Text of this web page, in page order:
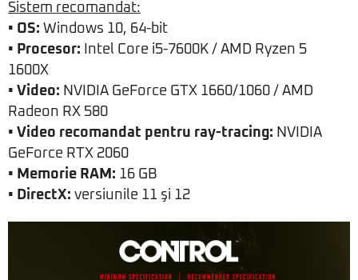
Sistem recomandat:
• OS: Windows 10, 64-bit
• Procesor: Intel Core i5-7600K / AMD Ryzen 5
1600X
• Video: NVIDIA GeForce GTX 1660/1060 / AMD
Radeon RX 580
• Video recomandat pentru ray-tracing: NVIDIA
GeForce RTX 2060
• Memorie RAM: 16 GB
• DirectX: versiunile 11 şi 12